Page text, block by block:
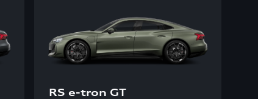
RS e-tron GT